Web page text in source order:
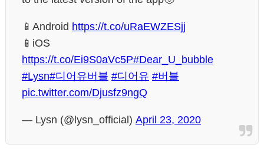
📱Android https://t.co/uRaEWZESjj
📱iOS
https://t.co/Ei9S0aVc5P#Dear_U_bubble
#Lysn#디어유버블 #디어유 #버블
pic.twitter.com/Djusfz9ngQ
— Lysn (@lysn_official) April 23, 2020